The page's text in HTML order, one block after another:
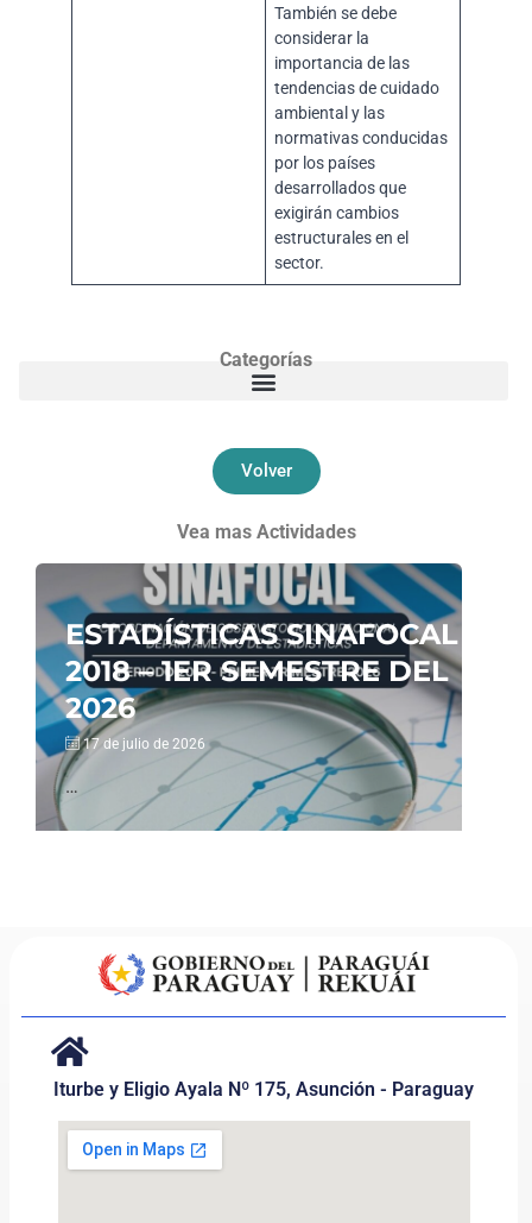
También se debe
considerar la
importancia de las
tendencias de cuidado
ambiental y las
normativas conducidas
por los países
desarrollados que
exigirán cambios
estructurales en el
sector.
Categorías
Volver
Vea mas Actividades
ESTADÍSTICAS SINAFOCAL
2018 – 1ER SEMESTRE DEL
2026
17 de julio de 2026
…
Iturbe y Eligio Ayala Nº 175, Asunción - Paraguay